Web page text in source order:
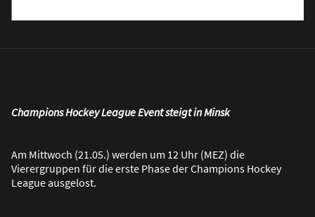
Champions Hockey League Event steigt in Minsk
Am Mittwoch (21.05.) werden um 12 Uhr (MEZ) die
Vierergruppen für die erste Phase der Champions Hockey
League ausgelost.